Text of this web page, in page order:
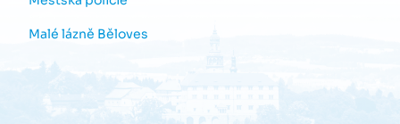
Malé lázně Běloves